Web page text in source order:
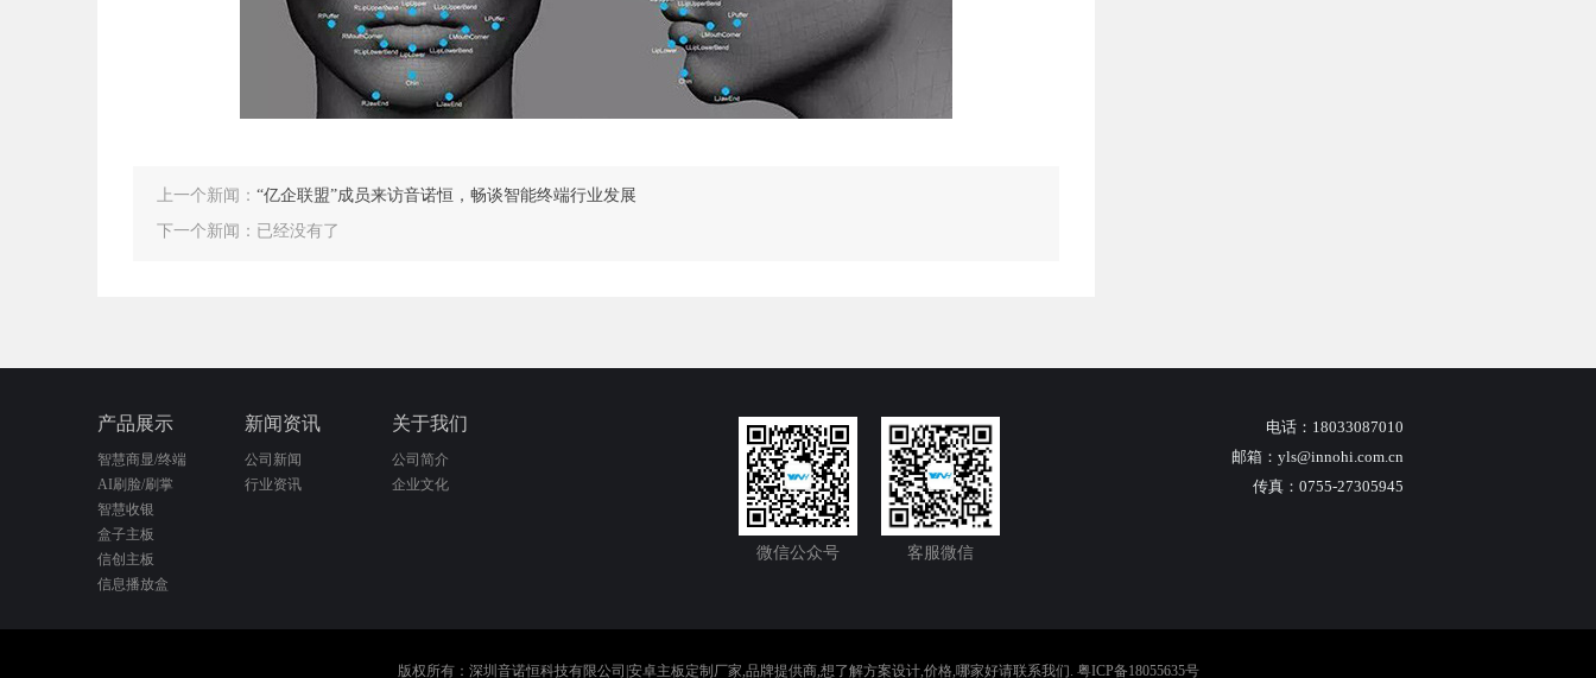
上一个新闻： “亿企联盟”成员来访音诺恒，畅谈智能终端行业发展
下一个新闻：已经没有了
产品展示
智慧商显/终端
AI刷脸/刷掌
智慧收银
盒子主板
信创主板
信息播放盒
新闻资讯
公司新闻
行业资讯
关于我们
公司简介
企业文化
微信公众号 客服微信
电话：18033087010
邮箱：yls@innohi.com.cn
传真：0755-27305945
版权所有：深圳音诺恒科技有限公司|安卓主板定制厂家,品牌提供商,想了解方案设计,价格,哪家好请联系我们. 粤ICP备18055635号